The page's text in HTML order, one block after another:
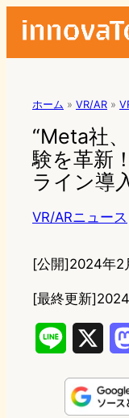
ホーム » VR/AR »
“Meta社
験を革新
ライン導
VR/ARニュース
[公開]2024年2
[最終更新]
n